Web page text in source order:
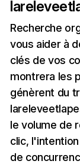
Recherche
vous aider à
clés de vos
montrera les
génèrent du
le volume de
clic,
de